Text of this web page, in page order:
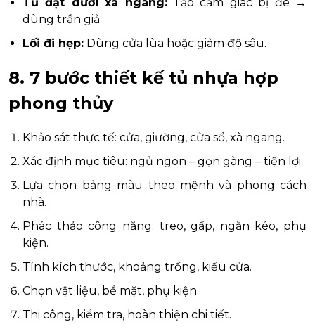
dùng trần giả.
Lối đi hẹp: Dùng cửa lùa hoặc giảm độ sâu.
8. 7 bước thiết kế tủ nhựa hợp
phong thủy
Khảo sát thực tế: cửa, giường, cửa sổ, xà ngang.
Xác định mục tiêu: ngủ ngon – gọn gàng – tiện lợi.
Lựa chọn bảng màu theo mệnh và phong cách
nhà.
Phác thảo công năng: treo, gấp, ngăn kéo, phụ
kiện.
Tính kích thước, khoảng trống, kiểu cửa.
Chọn vật liệu, bề mặt, phụ kiện.
Thi công, kiểm tra, hoàn thiện chi tiết.